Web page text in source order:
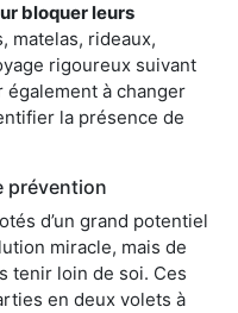
bloquer leurs
matelas, rideaux,
rigoureux suivant
à changer
la présence de
prévention
d’un grand potentiel
miracle, mais de
tenir loin de soi. Ces
en deux volets à